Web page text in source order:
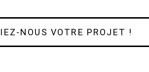
NOUS VOTRE PROJET !